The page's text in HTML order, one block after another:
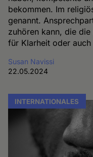
bekommen. Im
genannt.
zuhören kann, die
für Klarheit oder
Susan Navissi
22.05.2024
INTERNATIONALES